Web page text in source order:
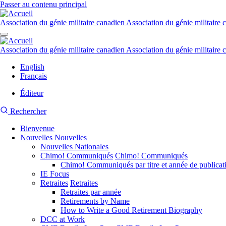
Passer au contenu principal
Association du génie militaire canadien Association du génie militaire
Association du génie militaire canadien Association du génie militaire
English
Français
du
l'utilisateur
Éditeur
RechercherRecherche
site
CMEA
Navigation
Bienvenue
Nouvelles Nouvelles
Nouvelles Nationales
Chimo! Communiqués Chimo! Communiqués
Chimo! Communiqués par titre et année de
IE Focus
Retraites Retraites
Retraites par année
Retirements by Name
How to Write a Good Retirement Biography
DCC at Work